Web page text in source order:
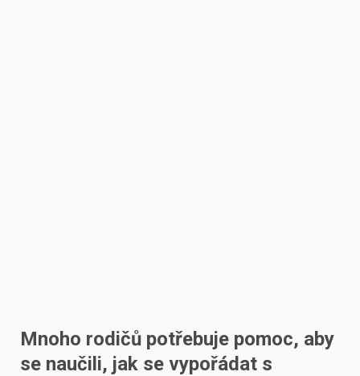
Mnoho rodičů potřebuje pomoc, aby
se naučili, jak se vypořádat s